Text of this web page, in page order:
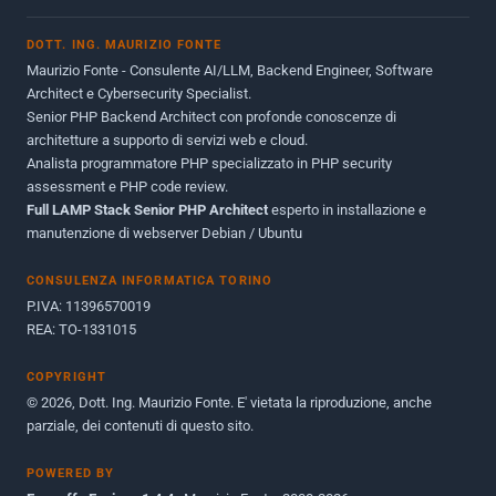
Giugno 2012
Maggio 2011
Dicembre 2010
Ottobre 2010
Maggio 2010
Giugno 2009
DOTT. ING. MAURIZIO FONTE
Maurizio Fonte - Consulente AI/LLM, Backend Engineer, Software
Architect e Cybersecurity Specialist.
Senior PHP Backend Architect con profonde conoscenze di
architetture a supporto di servizi web e cloud.
Analista programmatore PHP specializzato in PHP security
assessment e PHP code review.
Full LAMP Stack Senior PHP Architect esperto in installazione e
manutenzione di webserver Debian / Ubuntu
CONSULENZA INFORMATICA TORINO
P.IVA: 11396570019
REA: TO-1331015
COPYRIGHT
© 2026, Dott. Ing. Maurizio Fonte. E' vietata la riproduzione, anche
parziale, dei contenuti di questo sito.
POWERED BY